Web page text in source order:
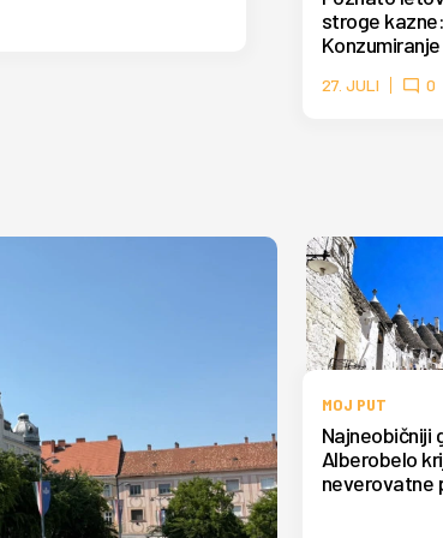
stroge kazne:
košta
27. JULI 0
MOJ PUT
Najneobičniji
Alberobelo
neverovatne